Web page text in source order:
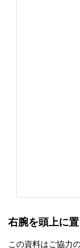
右腕を頭上に
この資料はご協力